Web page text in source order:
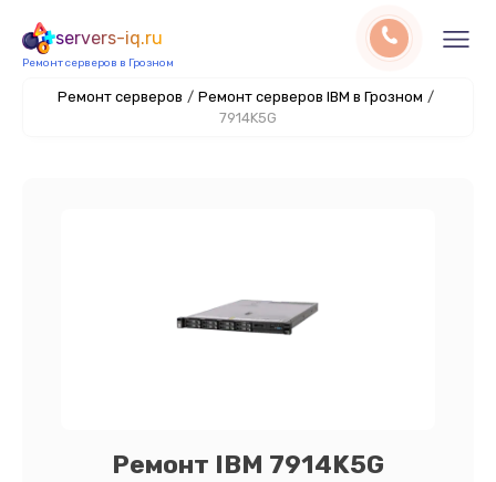
servers-iq.ru
Ремонт серверов в Грозном
Ремонт серверов / Ремонт серверов IBM в Грозном /
7914K5G
Ремонт IBM 7914K5G